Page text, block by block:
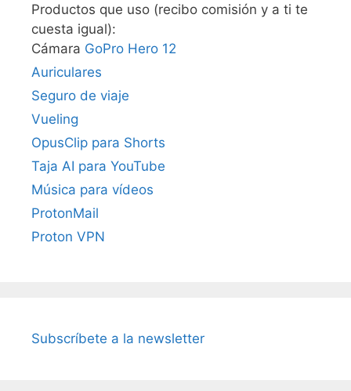
Productos que uso (recibo comisión y a ti te
cuesta igual):
Cámara GoPro Hero 12
Auriculares
Seguro de viaje
Vueling
OpusClip para Shorts
Taja AI para YouTube
Música para vídeos
ProtonMail
Proton VPN
Subscríbete a la newsletter